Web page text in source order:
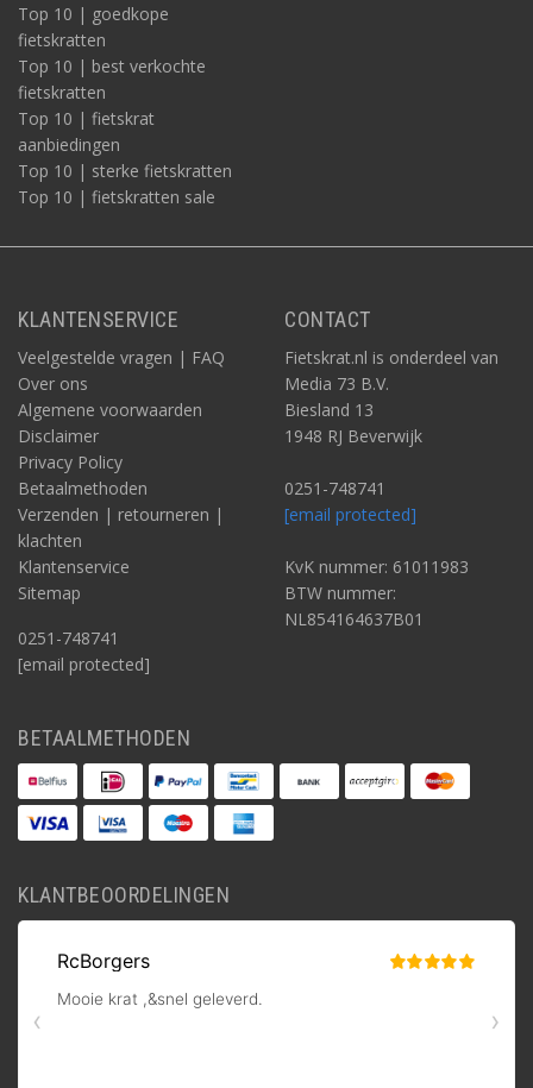
Top 10 | goedkope
fietskratten
Top 10 | best verkochte
fietskratten
Top 10 | fietskrat
aanbiedingen
Top 10 | sterke fietskratten
Top 10 | fietskratten sale
KLANTENSERVICE
Veelgestelde vragen | FAQ
Over ons
Algemene voorwaarden
Disclaimer
Privacy Policy
Betaalmethoden
Verzenden | retourneren |
klachten
Klantenservice
Sitemap
0251-748741
[email protected]
CONTACT
Fietskrat.nl is onderdeel van
Media 73 B.V.
Biesland 13
1948 RJ Beverwijk
0251-748741
[email protected]
KvK nummer: 61011983
BTW nummer:
NL854164637B01
BETAALMETHODEN
KLANTBEOORDELINGEN